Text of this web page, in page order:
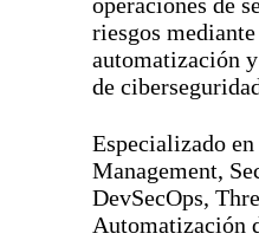
riesgos
automatización
de
Especializado
Management,
DevSecOps,
Automatización